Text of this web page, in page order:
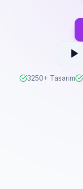
3250+ Tasarım